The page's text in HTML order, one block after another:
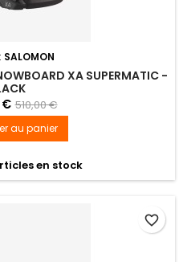
SALOMON
XA SUPERMATIC -
€ 510,00 €
au panier
en stock
favorite_border